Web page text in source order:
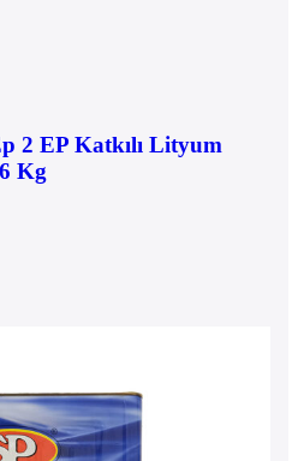
2 EP Katkılı Lityum
Kg